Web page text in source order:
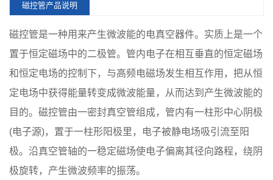
磁控管产品说明
磁控管是一种用来产生微波能的电真空器件。实质上是一个
置于恒定磁场中的二极管。管内电子在相互垂直的恒定磁场
和恒定电场的控制下，与高频电磁场发生相互作用，把从恒
定电场中获得能量转变成微波能量，从而达到产生微波能的
目的。磁控管由一密封真空管组成，管内有一柱形中心阴极
(电子源)，置于一柱形阳极里，电子被静电场吸引流至阳
极。沿真空管轴的一稳定磁场使电子偏离其径向路程，绕阴
极旋转，产生微波频率的振荡。